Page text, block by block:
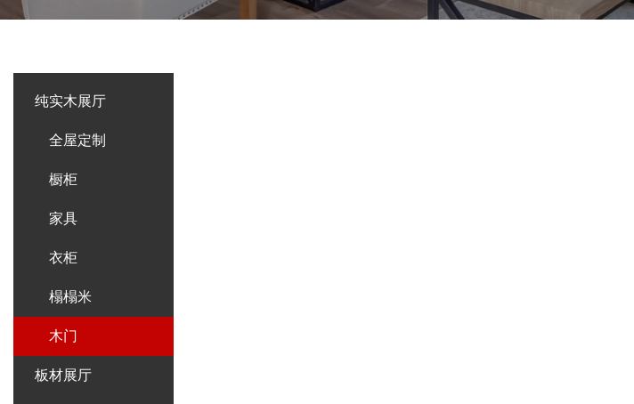
纯实木展厅
全屋定制
橱柜
家具
衣柜
榻榻米
木门
板材展厅